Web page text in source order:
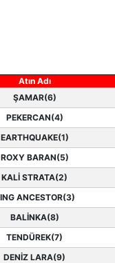
Atın Adı
ŞAMAR(6)
PEKERCAN(4)
EARTHQUAKE(1)
ROXY BARAN(5)
KALİ STRATA(2)
ANCESTOR(3)
BALİNKA(8)
TENDÜREK(7)
DENİZ LARA(9)